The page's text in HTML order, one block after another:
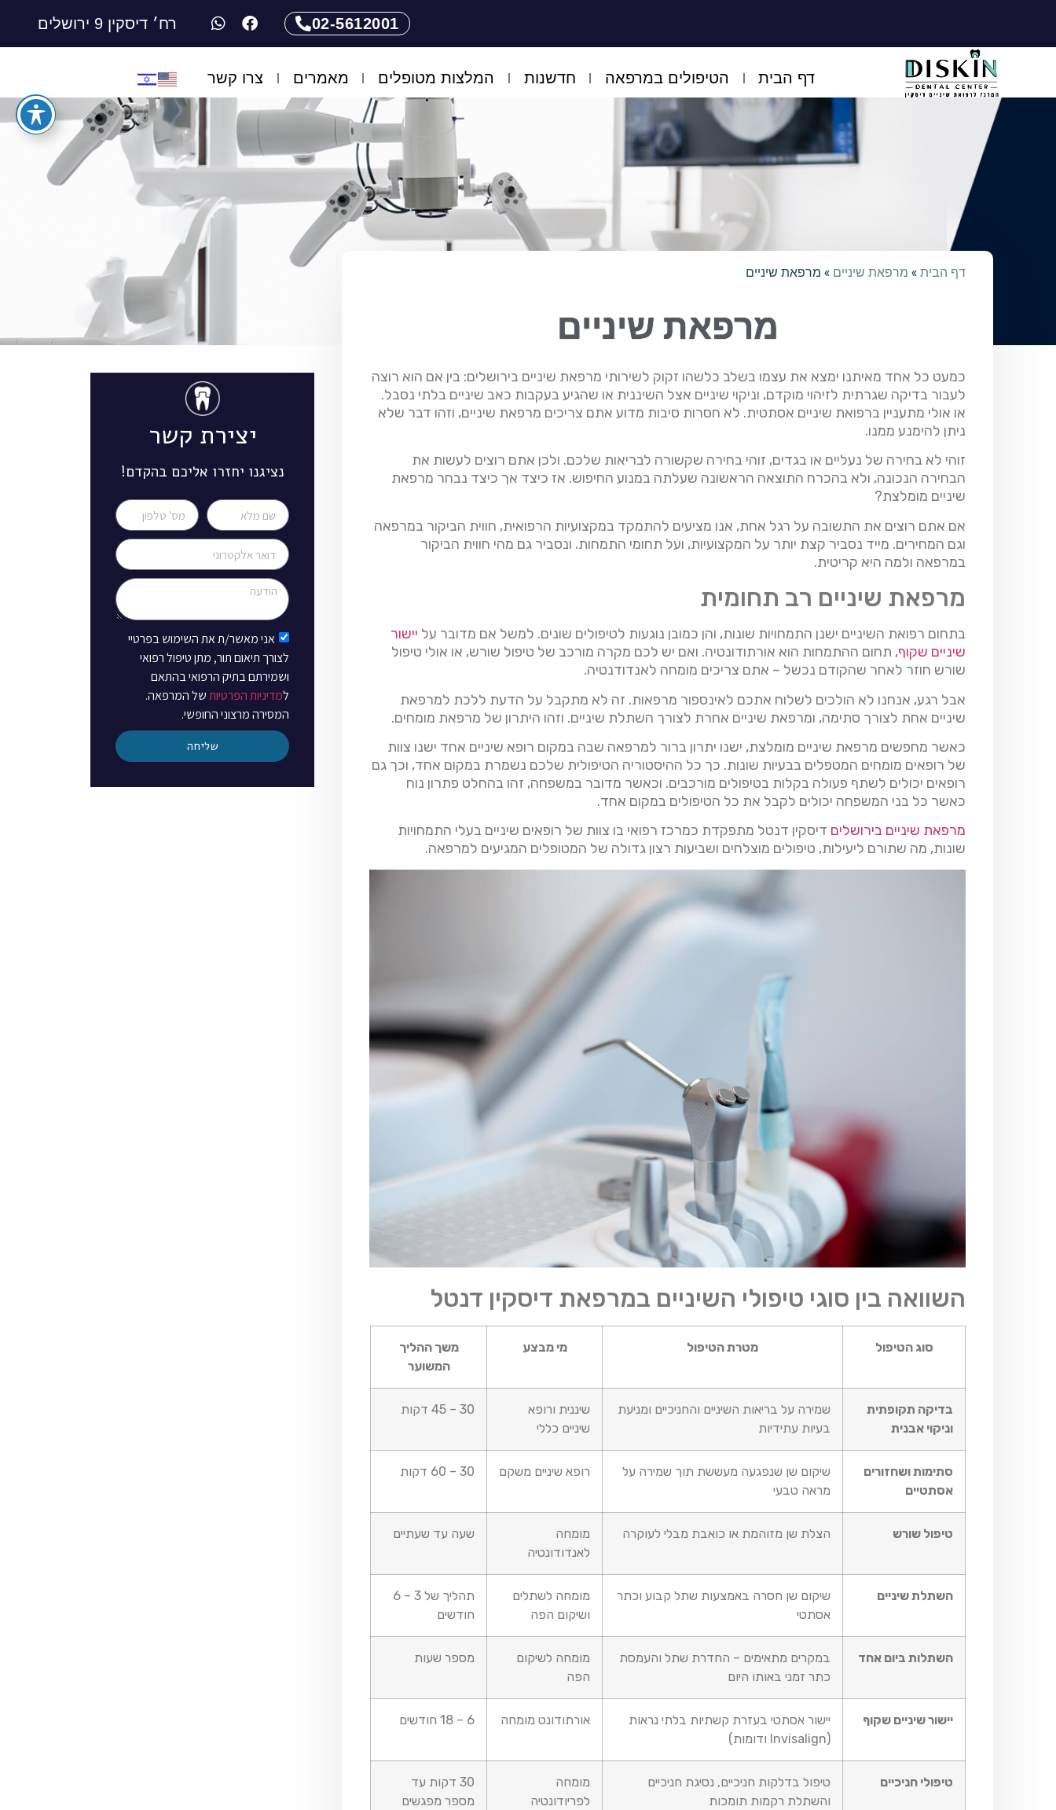
02-5612001 רח׳ דיסקין 9 ירושלים
דף הבית הטיפולים במרפאה חדשנות המלצות מטופלים מאמרים צרו קשר
דף הבית» מרפאת שיניים » מרפאת שיניים
מרפאת שיניים
כמעט כל אחד מאיתנו ימצא את עצמו בשלב כלשהו זקוק לשירותי מרפאת שיניים בירושלים: בין אם הוא רוצה
לעבור בדיקה שגרתית לזיהוי מוקדם, וניקוי שיניים אצל השיננית או שהגיע בעקבות כאב שיניים בלתי נסבל.
או אולי מתעניין ברפואת שיניים אסתטית. לא חסרות סיבות מדוע אתם צריכים מרפאת שיניים, וזהו דבר שלא
ניתן להימנע ממנו.
זוהי לא בחירה של נעליים או בגדים, זוהי בחירה שקשורה לבריאות שלכם. ולכן אתם רוצים לעשות את
הבחירה הנכונה, ולא בהכרח התוצאה הראשונה שעלתה במנוע החיפוש. אז כיצד אך כיצד נבחר מרפאת
שיניים מומלצת?
אם אתם רוצים את התשובה על רגל אחת, אנו מציעים להתמקד במקצועיות הרפואית, חווית הביקור במרפאה
וגם המחירים. מייד נסביר קצת יותר על המקצועיות, ועל תחומי התמחות. ונסביר גם מהי חווית הביקור
במרפאה ולמה היא קריטית.
מרפאת שיניים רב תחומית
בתחום רפואת השיניים ישנן התמחויות שונות, והן כמובן נוגעות לטיפולים שונים. למשל אם מדובר על יישור
שיניים שקוף, תחום ההתמחות הוא אורתודונטיה. ואם יש לכם מקרה מורכב של טיפול שורש, או אולי טיפול
שורש חוזר לאחר שהקודם נכשל – אתם צריכים מומחה לאנדודנטיה.
אבל רגע, אנחנו לא הולכים לשלוח אתכם לאינספור מרפאות. זה לא מתקבל על הדעת ללכת למרפאת
שיניים אחת לצורך סתימה, ומרפאת שיניים אחרת לצורך השתלת שיניים. וזהו היתרון של מרפאת מומחים.
כאשר מחפשים מרפאת שיניים מומלצת, ישנו יתרון ברור למרפאה שבה במקום רופא שיניים אחד ישנו צוות
של רופאים מומחים המטפלים בבעיות שונות. כך כל ההיסטוריה הטיפולית שלכם נשמרת במקום אחד, וכך גם
רופאים יכולים לשתף פעולה בקלות בטיפולים מורכבים. וכאשר מדובר במשפחה, זהו בהחלט פתרון נוח
כאשר כל בני המשפחה יכולים לקבל את כל הטיפולים במקום אחד.
מרפאת שיניים בירושלים דיסקין דנטל מתפקדת כמרכז רפואי בו צוות של רופאים שיניים בעלי התמחויות
שונות, מה שתורם ליעילות, טיפולים מוצלחים ושביעות רצון גדולה של המטופלים המגיעים למרפאה.
השוואה בין סוגי טיפולי השיניים במרפאת דיסקין דנטל
סוג הטיפול מטרת הטיפול מי מבצע
משך ההליך
המשוער
בדיקה תקופתית
וניקוי אבנית
שמירה על בריאות השיניים והחניכיים ומניעת
בעיות עתידיות
שיננית ורופא
שיניים כללי
45 – 30 דקות
סתימות ושחזורים
אסתטיים
שיקום שן שנפגעה מעששת תוך שמירה על
מראה טבעי
רופא שיניים משקם 60 – 30 דקות
טיפול שורש הצלת שן מזוהמת או כואבת מבלי לעוקרה
מומחה
לאנדודונטיה
שעה עד שעתיים
השתלת שיניים
שיקום שן חסרה באמצעות שתל קבוע וכתר
אסתטי
מומחה לשתלים
ושיקום הפה
תהליך של 6 – 3
חודשים
השתלות ביום אחד
במקרים מתאימים – החדרת שתל והעמסת
כתר זמני באותו היום
מומחה לשיקום
הפה
מספר שעות
יישור שיניים שקוף
יישור אסתטי בעזרת קשתיות בלתי נראות
(Invisalign ודומות)
אורתודונט מומחה 18 – 6 חודשים
טיפולי חניכיים
טיפול בדלקות חניכיים, נסיגת חניכיים
והשתלת רקמות תומכות
מומחה
לפריודונטיה
30 דקות עד
מספר מפגשים
יצירת קשר
נציגנו יחזרו אליכם בהקדם!
אני מאשר/ת את השימוש בפרטיי
לצורך תיאום תור, מתן טיפול רפואי
ושמירתם בתיק הרפואי בהתאם
למדיניות הפרטיותשל המרפאה.
המסירה מרצוני החופשי.
שליחה